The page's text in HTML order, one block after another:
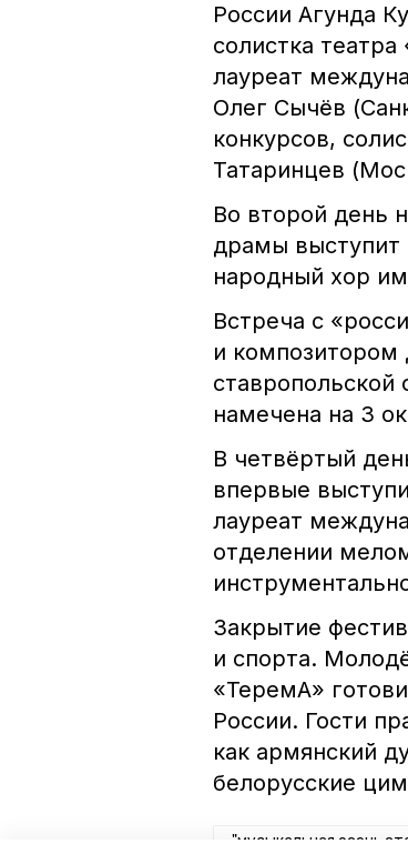
России Агунда
солистка
лауреат
Олег Сычёв
конкурсов,
Татаринцев
Во второй день
драмы выступит
народный хор
Встреча с
и
намечена на 3
В четвёртый
впервые
лауреат
отделении
Закрытие
и спорта.
«ТеремА»
России. Гости
как армянский
белорусские
"музыкальная осень